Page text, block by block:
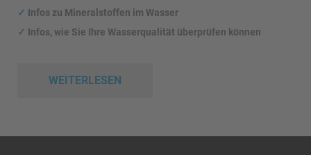
✓ Infos zu Mineralstoffen im Wasser
✓ Infos, wie Sie Ihre Wasserqualität überprüfen können
WEITERLESEN